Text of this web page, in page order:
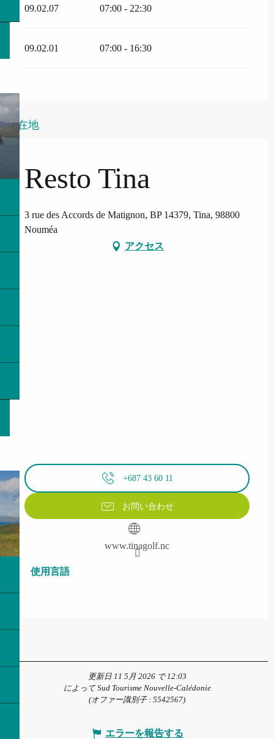
09.02.07 07:00 - 22:30
09.02.01 07:00 - 16:30
所在地
Resto Tina
3 rue des Accords de Matignon, BP 14379, Tina, 98800
Nouméa
アクセス
+687 43 60 11
お問い合わせ
www.tinagolf.nc
使用言語
使用言語
更新日 11 5月 2026 で 12:03
によって Sud Tourisme Nouvelle-Calédonie
(オファー識別子 : 5542567)
エラーを報告する